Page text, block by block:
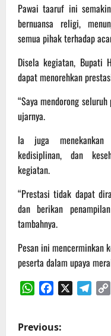
Pawai taaruf ini
bernuansa religi,
semua pihak terhadap
Disela kegiatan, Bupati
dapat menorehkan
“Saya mendorong
ujarnya.
Ia juga menekankan
kedisiplinan, dan
kegiatan.
“Prestasi tidak dapat
dan berikan
tambahnya.
Pesan ini mencerminkan
peserta dalam upaya
P
Previous: